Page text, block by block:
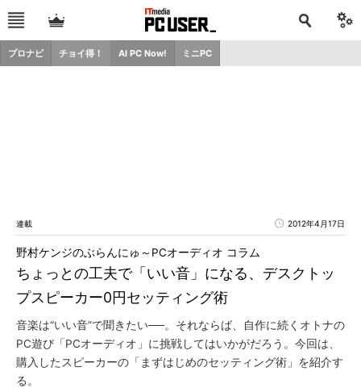
プロナビ チョイ得！ AI PC Now! ミニPC
連載 2012年4月17日
ちょっとの工夫で「いい音」になる、デスクトッ
プスピーカー0円セッティング術
野村ケンジのぶらんにゅ～PCオーディオ コラム
音楽は“いい音”で聞きたい──。それならば、自作に続くオトナの
PC遊び「PCオーディオ」に挑戦してはいかがだろう。今回は、
購入したスピーカーの「まずはじめのセッティング術」を紹介す
る。